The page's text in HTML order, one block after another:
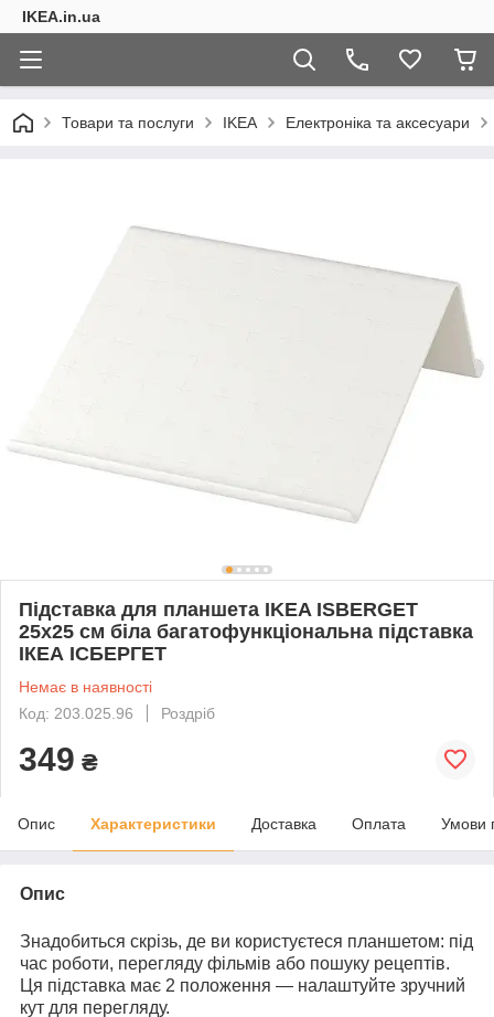
IKEA.in.ua
Товари та послуги IKEA Електроніка та аксесуари
Підставка для планшета IKEA ISBERGET
25x25 см біла багатофункціональна підставка
ІКЕА ІСБЕРГЕТ
Немає в наявності
Код: 203.025.96
Роздріб
349 ₴
Опис Характеристики Доставка Оплата Умови
Опис
Знадобиться скрізь, де ви користуєтеся планшетом: під
час роботи, перегляду фільмів або пошуку рецептів.
Ця підставка має 2 положення — налаштуйте зручний
кут для перегляду.